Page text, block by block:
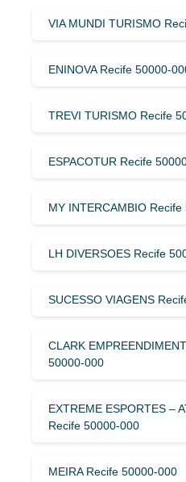
VIA MUNDI TURISMO
ENINOVA Recife 50000-
TREVI TURISMO Recife
ESPACOTUR Recife
MY INTERCAMBIO
LH DIVERSOES Recife
SUCESSO VIAGENS
CLARK
50000-000
EXTREME ESPORTES –
Recife 50000-000
MEIRA Recife 50000-000